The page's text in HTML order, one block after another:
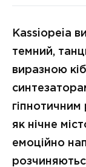
Kassiopeia
темний,
виразною
гіпнотичним
як нічне
емоційно